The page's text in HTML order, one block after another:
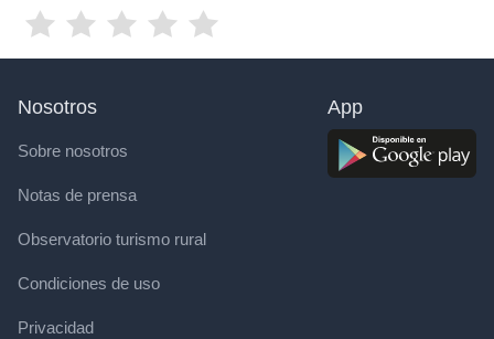
Nosotros
Sobre nosotros
Notas de prensa
Observatorio turismo rural
Condiciones de uso
Privacidad
App